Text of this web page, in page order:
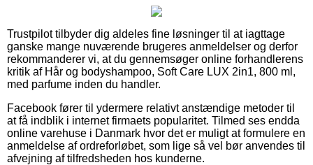
Trustpilot tilbyder dig aldeles fine løsninger til at iagttage
ganske mange nuværende brugeres anmeldelser og derfor
rekommanderer vi, at du gennemsøger online forhandlerens
kritik af Hår og bodyshampoo, Soft Care LUX 2in1, 800 ml,
med parfume inden du handler.
Facebook fører til ydermere relativt anstændige metoder til
at få indblik i internet firmaets popularitet. Tilmed ses endda
online varehuse i Danmark hvor det er muligt at formulere en
anmeldelse af ordreforløbet, som lige så vel bør anvendes til
afvejning af tilfredsheden hos kunderne.